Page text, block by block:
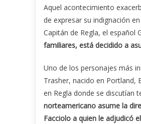
Aquel acontecimiento
de expresar su indignación
Capitán de Regla, el español
familiares, está decidido a
Uno de los personajes más
Trasher, nacido en Portland,
en Regla donde se discutían
norteamericano asume la
Facciolo a quien le adjudicó